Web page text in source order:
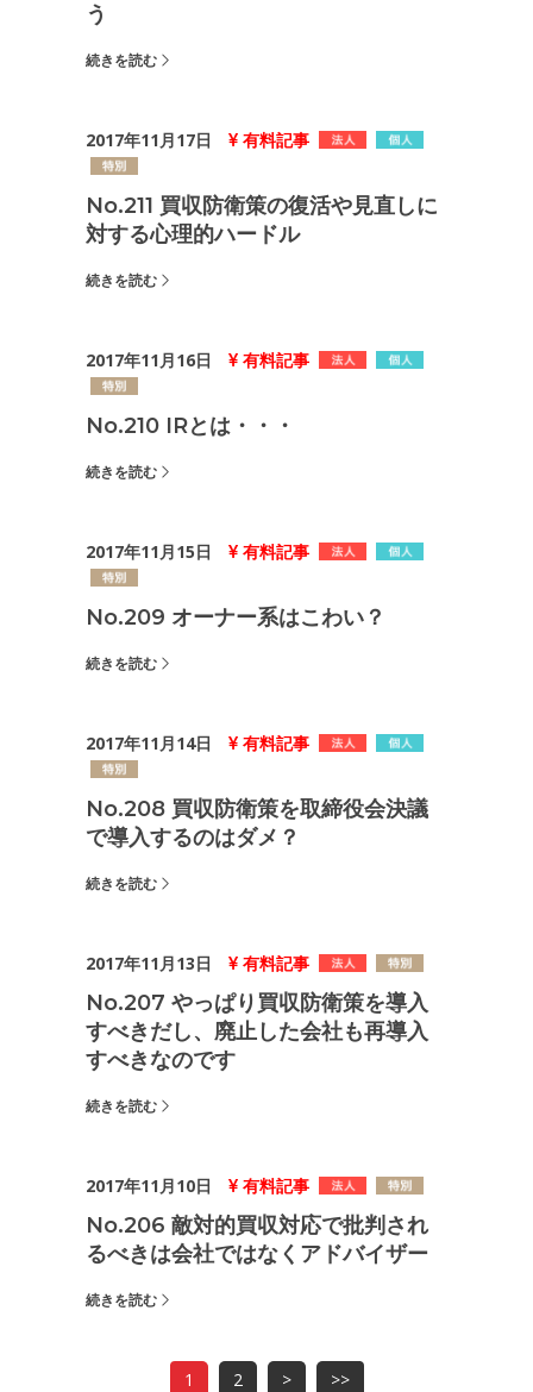
う
続きを読む
2017年11月17日 有料記事
No.211 買収防衛策の復活や見直しに
対する心理的ハードル
続きを読む
2017年11月16日 有料記事
No.210 IRとは・・・
続きを読む
2017年11月15日 有料記事
No.209 オーナー系はこわい？
続きを読む
2017年11月14日 有料記事
No.208 買収防衛策を取締役会決議
で導入するのはダメ？
続きを読む
2017年11月13日 有料記事
No.207 やっぱり買収防衛策を導入
すべきだし、廃止した会社も再導入
すべきなのです
続きを読む
2017年11月10日 有料記事
No.206 敵対的買収対応で批判され
るべきは会社ではなくアドバイザー
続きを読む
1 2 > >>